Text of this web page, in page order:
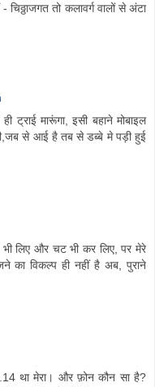
तो कलावर्ग वालों से अंटा
ट्राई मारूंगा, इसी बहाने मोबाइल
से आई है तब से डब्बे मे पड़ी हुई
लिए और चट भी कर लिए, पर मेरे
का विकल्प ही नहीं है अब, पुराने
था मेरा। और फ़ोन कौन सा है?